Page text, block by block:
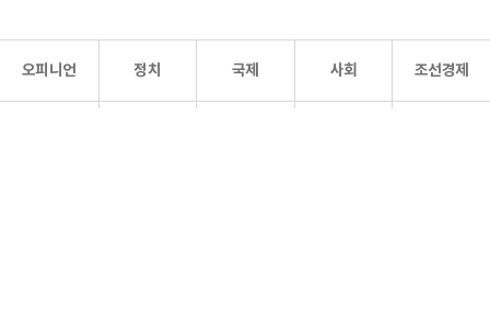
오피니언 정치 국제 사회 조선경제